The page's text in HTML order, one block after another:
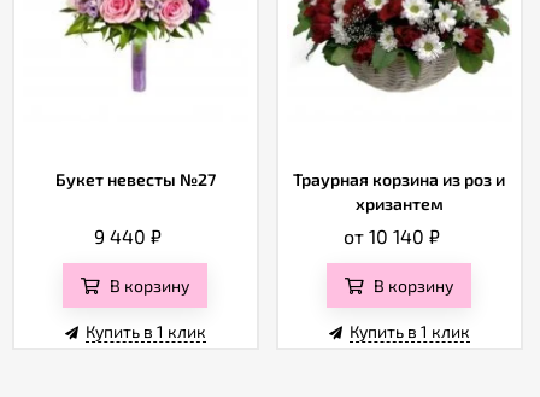
Букет невесты №27
9 440₽
В корзину
Купить в 1 клик
Траурная корзина из роз и
хризантем
от 10 140₽
В корзину
Купить в 1 клик